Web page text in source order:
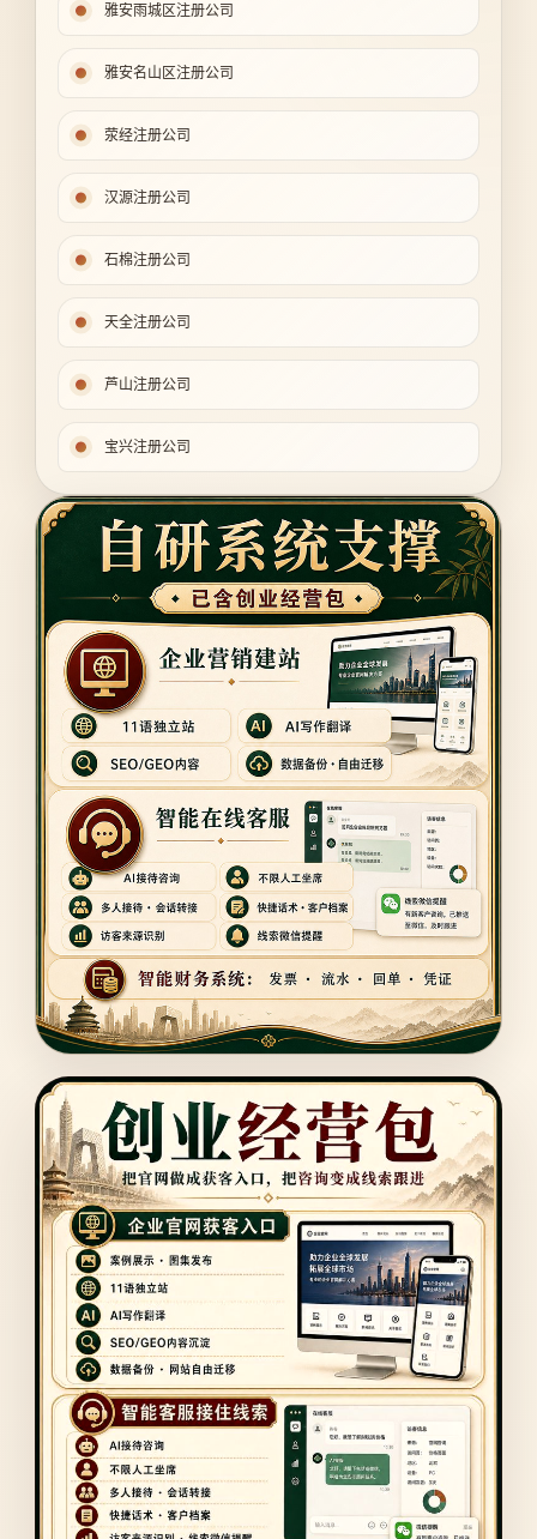
雅安雨城区注册公司
雅安名山区注册公司
荥经注册公司
汉源注册公司
石棉注册公司
天全注册公司
芦山注册公司
宝兴注册公司